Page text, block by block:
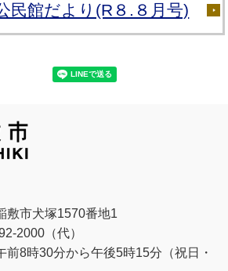
民館だより(R８.８月号)
敷市犬塚1570番地1
2000（代）
前8時30分から午後5時15分（祝日・